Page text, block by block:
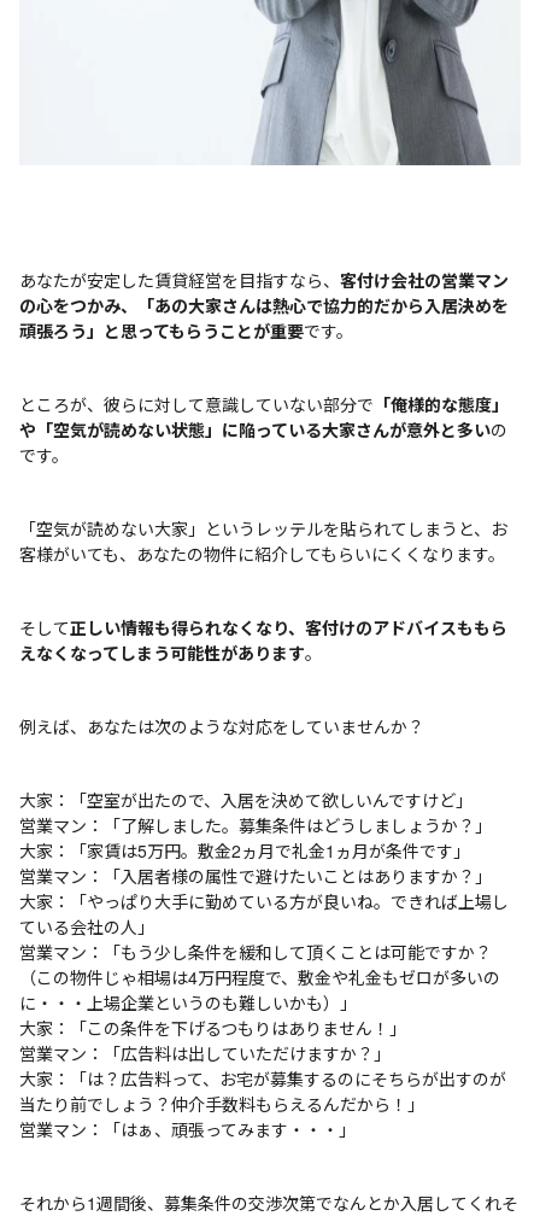
あなたが安定した賃貸経営を目指すなら、 客付け会社の営業マン
の心をつかみ、「あの大家さんは熱心で協力的だから入居決めを
頑張ろう」と思ってもらうことが重要です。
ところが、彼らに対して意識していない部分で 「俺様的な態度」
や「空気が読めない状態」に陥っている大家さんが意外と多いの
です。
「空気が読めない大家」というレッテルを貼られてしまうと、お
客様がいても、あなたの物件に紹介してもらいにくくなります。
そして正しい情報も得られなくなり、客付けのアドバイスももら
えなくなってしまう可能性があります。
例えば、あなたは次のような対応をしていませんか？
大家：「空室が出たので、入居を決めて欲しいんですけど」
営業マン：「了解しました。募集条件はどうしましょうか？」
大家：「家賃は5万円。敷金2ヵ月で礼金1ヵ月が条件です」
営業マン：「入居者様の属性で避けたいことはありますか？」
大家：「やっぱり大手に勤めている方が良いね。できれば上場し
ている会社の人」
営業マン：「もう少し条件を緩和して頂くことは可能ですか？
（この物件じゃ相場は4万円程度で、敷金や礼金もゼロが多いの
に・・・上場企業というのも難しいかも）」
大家：「この条件を下げるつもりはありません！」
営業マン：「広告料は出していただけますか？」
大家：「は？広告料って、お宅が募集するのにそちらが出すのが
当たり前でしょう？仲介手数料もらえるんだから！」
営業マン：「はぁ、頑張ってみます・・・」
それから1週間後、募集条件の交渉次第でなんとか入居してくれそ